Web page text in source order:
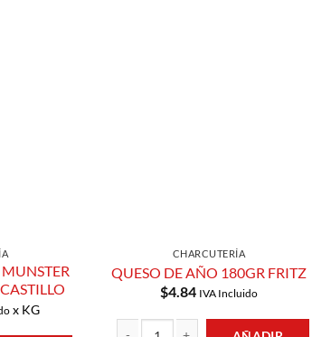
x KG
CHARCUTERÍA
QUESO DE AÑO 180GR FRITZ
$4.84 IVA Incluido